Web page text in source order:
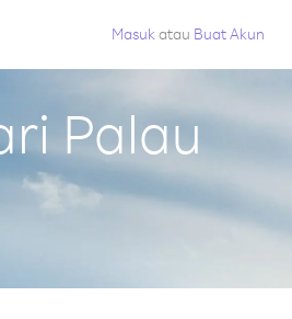
Masuk atau Buat Akun
Palau